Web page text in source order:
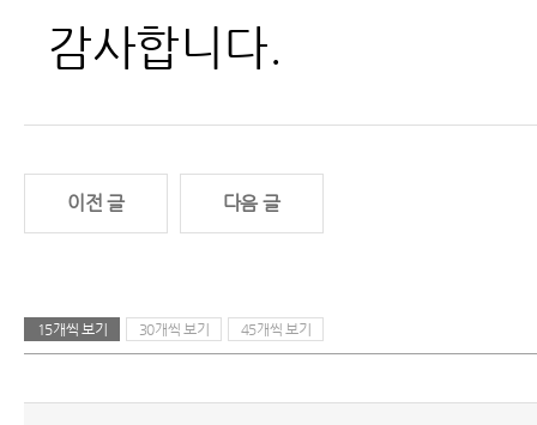
감사합니다.
이전 글 다음 글
15개씩 보기 30개씩 보기 45개씩 보기